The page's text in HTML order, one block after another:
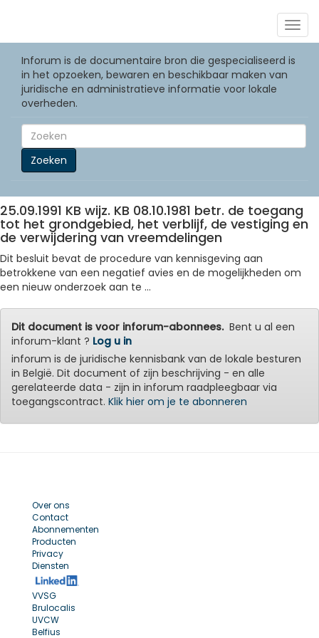
Inforum is de documentaire bron die gespecialiseerd is
in het opzoeken, bewaren en beschikbaar maken van
juridische en administratieve informatie voor lokale
overheden.
Zoeken
25.09.1991 KB wijz. KB 08.10.1981 betr. de toegang
tot het grondgebied, het verblijf, de vestiging en
de verwijdering van vreemdelingen
Dit besluit bevat de procedure van kennisgeving aan
betrokkene van een negatief avies en de mogelijkheden om
een nieuw onderzoek aan te ...
Dit document is voor inforum-abonnees.Bent u al een
inforum-klant ? Log u in
inforum is de juridische kennisbank van de lokale besturen
in België. Dit document of zijn beschrijving - en alle
gerelateerde data - zijn in inforum raadpleegbaar via
toegangscontract. Klik hier om je te abonneren
Over ons
Contact
Abonnementen
Producten
Privacy
Diensten
VVSG
Brulocalis
UVCW
Belfius